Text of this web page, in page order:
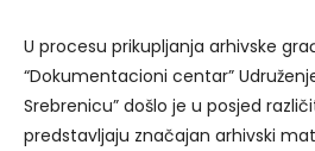
U procesu prikupljanja arhivske
“Dokumentacioni centar”
Srebrenicu” došlo je u posjed
predstavljaju značajan arhivski